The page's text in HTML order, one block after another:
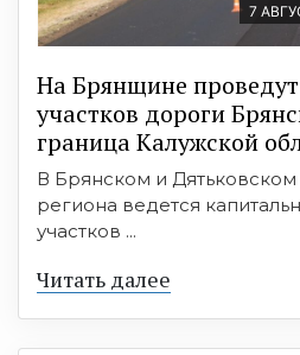
7
На Брянщине
участков дороги
граница Калужской
В Брянском и
региона ведется
участков ...
Читать далее